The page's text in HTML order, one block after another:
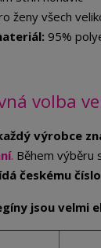
ženy všech
95%
volba
výrobce
. Během výběru
českému
jsou velmi